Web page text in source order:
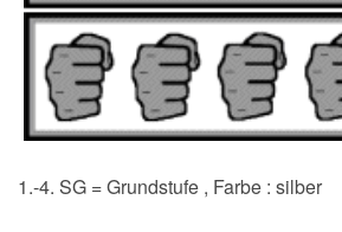
1.-4. SG = Grundstufe , Farbe : silber